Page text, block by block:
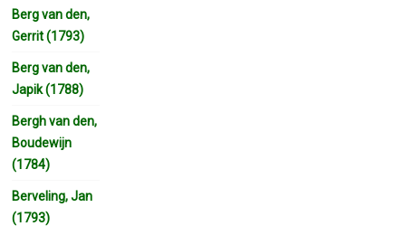
Berg van den,
Gerrit (1793)
Berg van den,
Japik (1788)
Bergh van den,
Boudewijn
(1784)
Berveling, Jan
(1793)